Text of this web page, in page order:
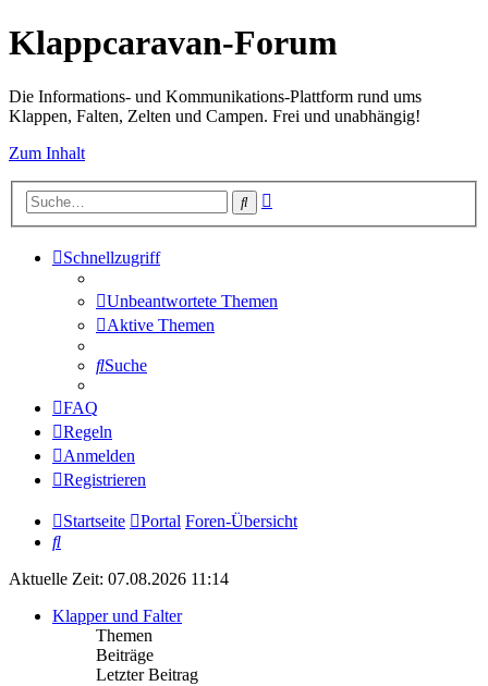
Klappcaravan-Forum
Die Informations- und Kommunikations-Plattform rund ums
Klappen, Falten, Zelten und Campen. Frei und unabhängig!
Zum Inhalt
Suche
Schnellzugriff
Unbeantwortete Themen
Aktive Themen
Suche
FAQ
Regeln
Anmelden
Registrieren
Startseite Portal Foren-Übersicht
Suche
Aktuelle Zeit: 07.08.2026 11:14
Klapper und Falter
Themen
Beiträge
Letzter Beitrag